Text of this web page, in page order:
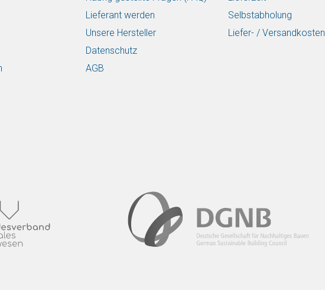
Lieferant werden
Unsere Hersteller
Datenschutz
AGB
Selbstabholung
Liefer- / Versandkosten